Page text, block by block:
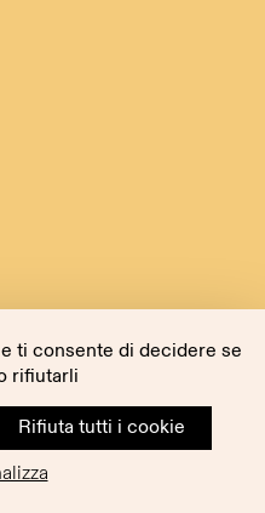
ti consente di decidere se
rifiutarli
Rifiuta tutti i cookie